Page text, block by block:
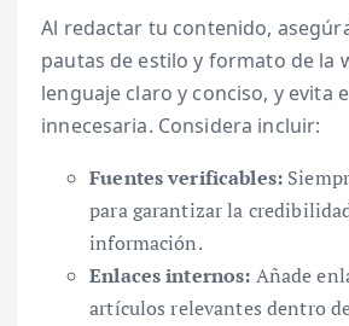
Al redactar tu contenido,
pautas de estilo y formato de la
lenguaje claro y conciso, y evita
innecesaria. Considera incluir:
Fuentes verificables:
para garantizar la
información.
Enlaces internos: Añade
artículos relevantes dentro